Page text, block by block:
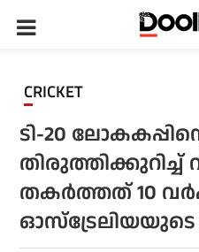
CRICKET
ടി-20
തകർത്തത് 10